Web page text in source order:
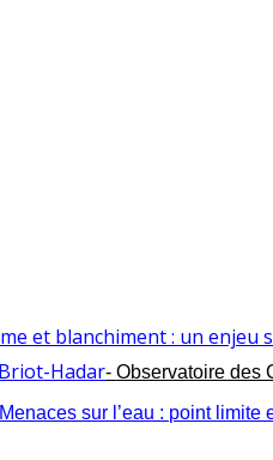
et blanchiment : un
Hadar-Observatoire des
Menaces sur l’eau : point limite